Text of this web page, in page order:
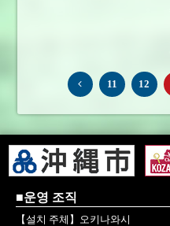
11 12
■운영 조직
【설치 주체】오키나와시